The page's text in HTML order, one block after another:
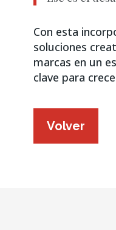
Con esta
soluciones
marcas en un
clave para
Volver